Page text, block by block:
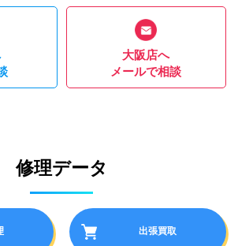
大阪店へ
メールで相談
修理データ
出張買取